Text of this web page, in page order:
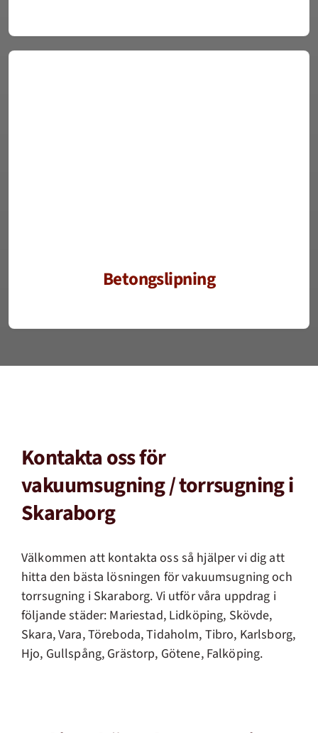
Betongslipning
Kontakta oss för
vakuumsugning / torrsugning i
Skaraborg
Välkommen att kontakta oss så hjälper vi dig att
hitta den bästa lösningen för vakuumsugning och
torrsugning i Skaraborg. Vi utför våra uppdrag i
följande städer: Mariestad, Lidköping, Skövde,
Skara, Vara, Töreboda, Tidaholm, Tibro, Karlsborg,
Hjo, Gullspång, Grästorp, Götene, Falköping.